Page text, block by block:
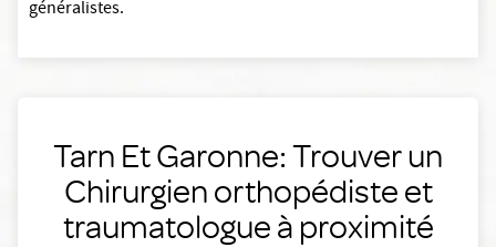
généralistes.
Tarn Et Garonne: Trouver un
Chirurgien orthopédiste et
traumatologue à proximité